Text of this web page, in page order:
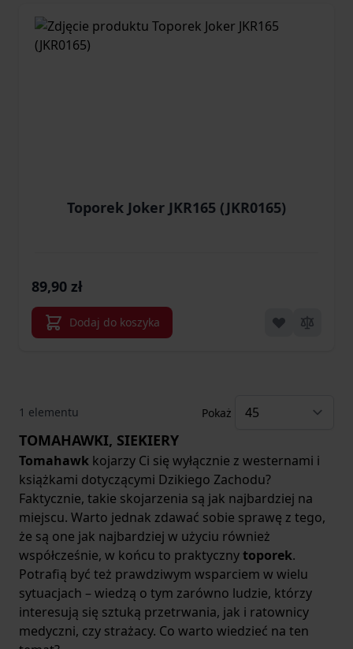
Toporek Joker JKR165 (JKR0165)
89,90 zł
Dodaj do koszyka
1 elementu Pokaż
TOMAHAWKI, SIEKIERY
Tomahawk kojarzy Ci się wyłącznie z westernami i
książkami dotyczącymi Dzikiego Zachodu?
Faktycznie, takie skojarzenia są jak najbardziej na
miejscu. Warto jednak zdawać sobie sprawę z tego,
że są one jak najbardziej w użyciu również
współcześnie, w końcu to praktycznytoporek.
Potrafią być też prawdziwym wsparciem w wielu
sytuacjach – wiedzą o tym zarówno ludzie, którzy
interesują się sztuką przetrwania, jak i ratownicy
medyczni, czy strażacy. Co warto wiedzieć na ten